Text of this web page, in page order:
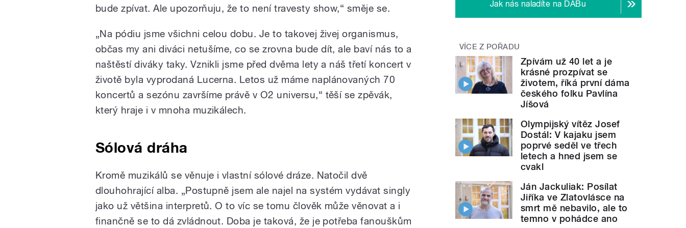
bude zpívat. Ale upozorňuju, že to není travesty show,“ směje se.
„Na pódiu jsme všichni celou dobu. Je to takovej živej organismus,
občas my ani diváci netušíme, co se zrovna bude dít, ale baví nás to a
naštěstí diváky taky. Vznikli jsme před dvěma lety a náš třetí koncert v
životě byla vyprodaná Lucerna. Letos už máme naplánovaných 70
koncertů a sezónu završíme právě v O2 universu,“ těší se zpěvák,
který hraje i v mnoha muzikálech.
Sólová dráha
Kromě muzikálů se věnuje i vlastní sólové dráze. Natočil dvě
dlouhohrající alba. „Postupně jsem ale najel na systém vydávat singly
jako už většina interpretů. O to víc se tomu člověk může věnovat a i
finančně se to dá zvládnout. Doba je taková, že je potřeba fanouškům
Jak nás naladíte na DABu
VÍCE Z POŘADU
Zpívám už 40 let a je
krásné prozpívat se
životem, říká první dáma
českého folku Pavlína
Jíšová
Olympijský vítěz Josef
Dostál: V kajaku jsem
poprvé seděl ve třech
letech a hned jsem se
cvakl
Ján Jackuliak: Posílat
Jiříka ve Zlatovlásce na
smrt mě nebavilo, ale to
temno v pohádce ano